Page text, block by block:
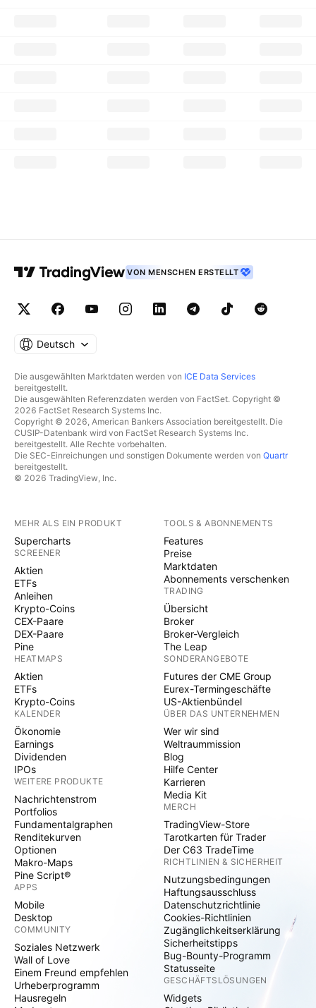
VON MENSCHEN ERSTELLT
Deutsch
Die ausgewählten Marktdaten werden von ICE Data Services
bereitgestellt.
Die ausgewählten Referenzdaten werden von FactSet. Copyright ©
2026 FactSet Research Systems Inc.
Copyright © 2026, American Bankers Association bereitgestellt. Die
CUSIP-Datenbank wird von FactSet Research Systems Inc.
bereitgestellt. Alle Rechte vorbehalten.
Die SEC-Einreichungen und sonstigen Dokumente werden von Quartr
bereitgestellt.
© 2026 TradingView, Inc.
MEHR ALS EIN PRODUKT
Supercharts
SCREENER
Aktien
ETFs
Anleihen
Krypto-Coins
CEX-Paare
DEX-Paare
Pine
HEATMAPS
Aktien
ETFs
Krypto-Coins
KALENDER
Ökonomie
Earnings
Dividenden
IPOs
WEITERE PRODUKTE
Nachrichtenstrom
Portfolios
Fundamentalgraphen
Renditekurven
Optionen
Makro-Maps
Pine Script®
APPS
Mobile
Desktop
COMMUNITY
Soziales Netzwerk
Wall of Love
Einem Freund empfehlen
Urheberprogramm
Hausregeln
TOOLS & ABONNEMENTS
Features
Preise
Marktdaten
Abonnements verschenken
TRADING
Übersicht
Broker
Broker-Vergleich
The Leap
SONDERANGEBOTE
Futures der CME Group
Eurex-Termingeschäfte
US-Aktienbündel
ÜBER DAS UNTERNEHMEN
Wer wir sind
Weltraummission
Blog
Hilfe Center
Karrieren
Media Kit
MERCH
TradingView-Store
Tarotkarten für Trader
Der C63 TradeTime
RICHTLINIEN & SICHERHEIT
Nutzungsbedingungen
Haftungsausschluss
Datenschutzrichtlinie
Cookies-Richtlinien
Zugänglichkeitserklärung
Sicherheitstipps
Bug-Bounty-Programm
Statusseite
GESCHÄFTSLÖSUNGEN
Widgets